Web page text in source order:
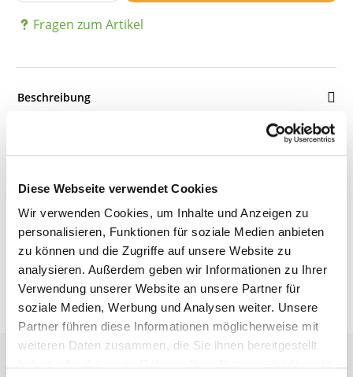
Diese Webseite verwendet Cookies
Wir verwenden Cookies, um Inhalte und Anzeigen zu
personalisieren, Funktionen für soziale Medien anbieten
zu können und die Zugriffe auf unsere Website zu
analysieren. Außerdem geben wir Informationen zu Ihrer
Verwendung unserer Website an unsere Partner für
soziale Medien, Werbung und Analysen weiter. Unsere
Partner führen diese Informationen möglicherweise mit
weiteren Daten zusammen, die Sie ihnen bereitgestellt
Fragen zum Artikel
Beschreibung
Details
Bewertungen